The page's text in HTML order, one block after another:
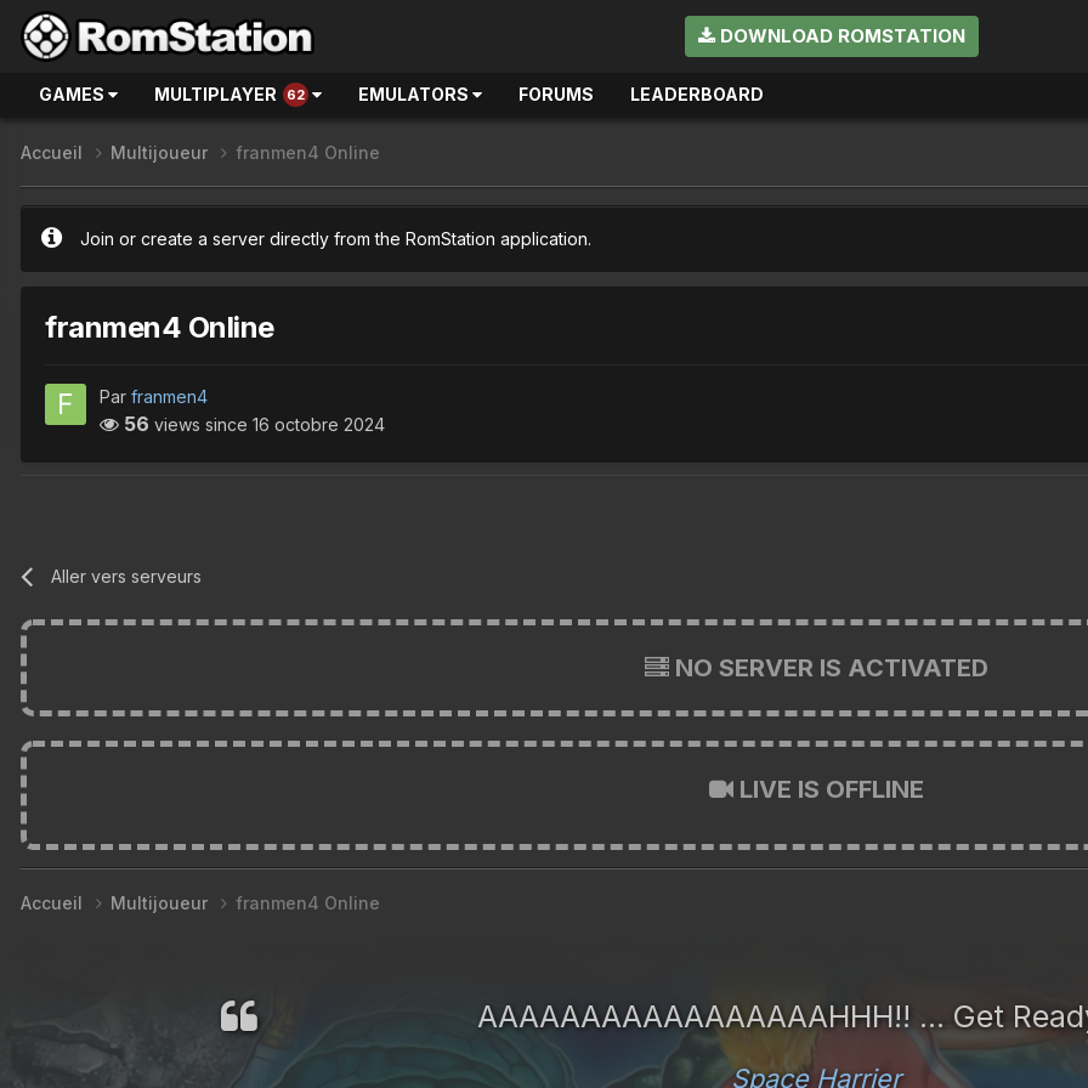
DOWNLOAD ROMSTATION
GAMES MULTIPLAYER 62 EMULATORS FORUMS LEADERBOARD
Accueil Multijoueur franmen4 Online
Join or create a server directly from the RomStation application.
franmen4 Online
Par franmen4
56 views since 16 octobre 2024
Aller vers serveurs
NO SERVER IS ACTIVATED
LIVE IS OFFLINE
Accueil Multijoueur franmen4 Online
AAAAAAAAAAAAAAAAAHHH!! ... Get
Space Harrier